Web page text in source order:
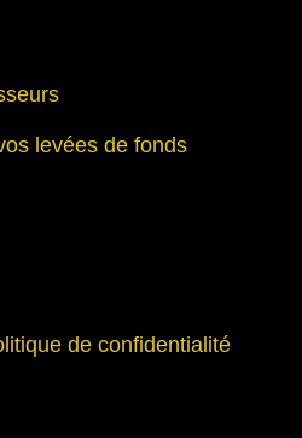
levées de fonds
de confidentialité